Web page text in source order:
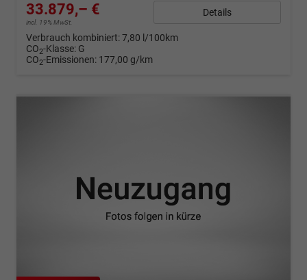
33.879,– €
incl. 19% MwSt.
Details
Verbrauch kombiniert:7,80 l/100km
CO2-Klasse: G
CO2-Emissionen: 177,00 g/km